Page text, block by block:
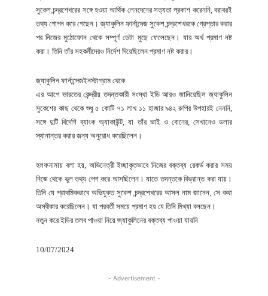
সুকেশ চন্দ্রশেখরের সঙ্গে হওয়া আর্থিক লেনদেনের সত্যতা প্রকাশ করেননি, বরাবরই
তথ্য গোপন করে গেছেন। জ্যাকুলিন ফার্নান্দেজ সুকেশ চন্দ্রশেখরকে গ্রেপ্তার করার
পর নিজের মুঠোফোন থেকে সম্পূর্ণ ডেটা মুছে ফেলেছেন। যার অর্থ প্রমাণ নষ্ট
করা। তিনি তাঁর সহকর্মীদেরও নির্দেশ দিয়েছিলেন প্রমাণ নষ্ট করার।
জ্যাকুলিন ফার্নান্দেজইনস্টাগ্রাম থেকে
এর আগে ভারতের কেন্দ্রীয় তদন্তকারী সংস্থা ইডি আরও জানিয়েছিল জ্যাকুলিন
সুকেশের কাছ থেকে শুধু ৫ কোটি ৭১ লাখ ১১ হাজার ৯৪২ রুপির উপহারই নেননি,
সঙ্গে দুটি বিদেশি ব্যাংক অ্যাকাউন্ট, যা তাঁর ভাই ও বোনের, সেখানেও ডলার
স্থানান্তর করার জন্য অনুরোধ করেছিলেন।
হলফনামায় বলা হয়, অভিনেত্রী ইচ্ছাকৃতভাবে নিজের বক্তব্য রেকর্ড করার সময়
নিজে থেকে ভুল তথ্য পেশ করে আসছিলেন। যাতে তদন্তকে বিভ্রান্ত করা যায়।
তিনি যে প্রাথমিকভাবে অভিযুক্ত সুকেশ চন্দ্রশেখরের আসল নাম জানেন, সে কথা
অস্বীকার করেছিলেন। যা পরবর্তী সময়ে প্রমাণ হয় যে তিনি মিথ্যা বলছেন।
নতুন করে ইডির তলব পাওয়া নিয়ে জ্যাকুলিনের বক্তব্য পাওয়া যায়নি
10/07/2024
- Advertisement -